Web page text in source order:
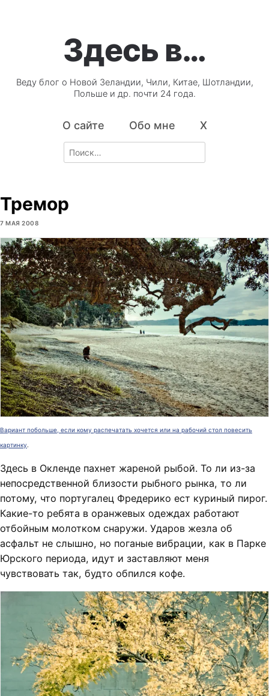
Здесь в…
Веду блог о Новой Зеландии, Чили, Китае, Шотландии,
Польше и др. почти 24 года.
О сайте Обо мне X
Search
for:
Тремор
7 МАЯ 2008
Вариант побольше, если кому распечатать хочется или на рабочий стол повесить
картинку.
Здесь в Окленде пахнет жареной рыбой. То ли из-за
непосредственной близости рыбного рынка, то ли
потому, что португалец Фредерико ест куриный пирог.
Какие-то ребята в оранжевых одеждах работают
отбойным молотком снаружи. Ударов жезла об
асфальт не слышно, но поганые вибрации, как в Парке
Юрского периода, идут и заставляют меня
чувствовать так, будто обпился кофе.